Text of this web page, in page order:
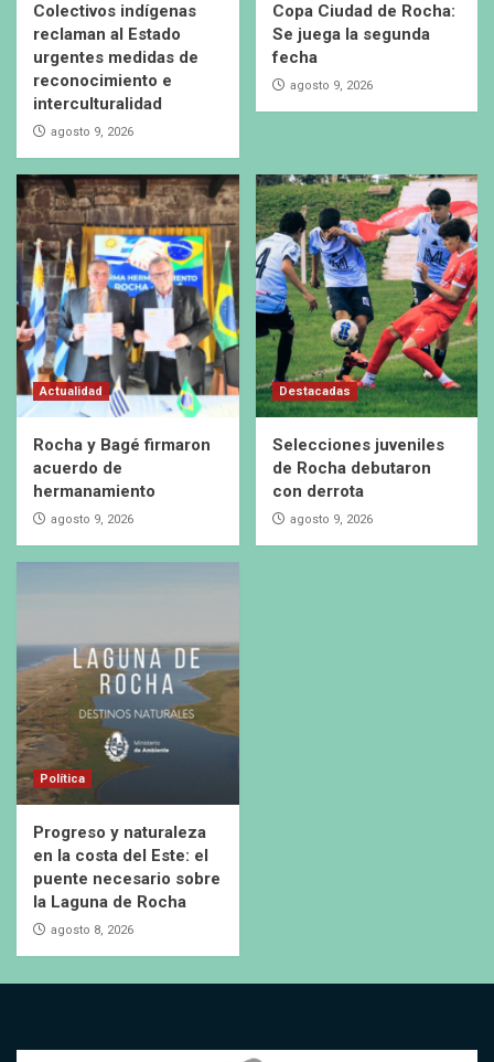
Colectivos indígenas
reclaman al Estado
urgentes medidas de
reconocimiento e
interculturalidad
agosto 9, 2026
Copa Ciudad de Rocha:
Se juega la segunda
fecha
agosto 9, 2026
Actualidad
Rocha y Bagé firmaron
acuerdo de
hermanamiento
agosto 9, 2026
Destacadas
Selecciones juveniles
de Rocha debutaron
con derrota
agosto 9, 2026
Política
Progreso y naturaleza
en la costa del Este: el
puente necesario sobre
la Laguna de Rocha
agosto 8, 2026